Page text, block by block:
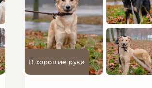
В хорошие руки